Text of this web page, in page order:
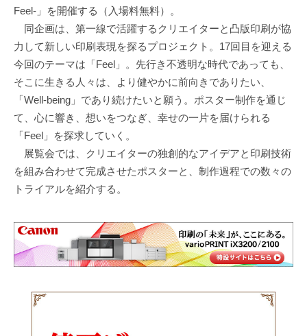
Feel-」を開催する（入場料無料）。
同企画は、第一線で活躍するクリエイターと凸版印刷が協
力して新しい印刷表現を探るプロジェクト。17回目を迎える
今回のテーマは「Feel」。先行き不透明な時代であっても、
そこに生きる人々は、より健やかに前向きでありたい、
「Well-being」であり続けたいと願う。ポスター制作を通じ
て、心に響き、想いをつなぎ、幸せの一片を届けられる
「Feel」を探求していく。
展覧会では、クリエイターの独創的なアイデアと印刷技術
を組み合わせて完成させたポスターと、制作過程での数々の
トライアルを紹介する。